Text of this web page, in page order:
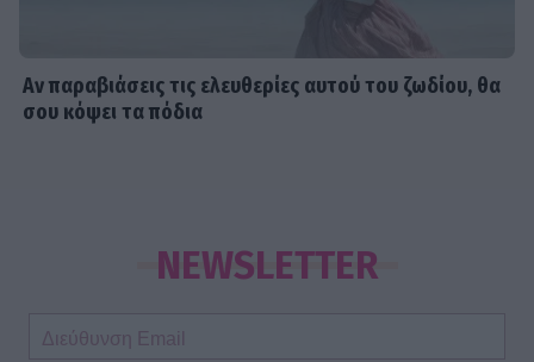
Αν παραβιάσεις τις ελευθερίες αυτού του ζωδίου, θα
σου κόψει τα πόδια
NEWSLETTER